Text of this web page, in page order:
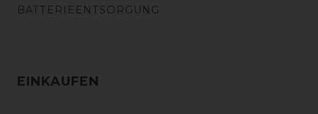
BATTERIEENTSORGUNG
EINKAUFEN